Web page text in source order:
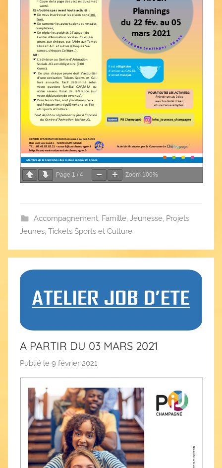
Page 1 / 4 Zoom 100%
Accompagnement, Famille, Jeunesse, Projets
Jeunes, Tickets Sports et Culture
A PARTIR DU 03 MARS 2021
Publié le 9 février 2021
a
r
C
A
S